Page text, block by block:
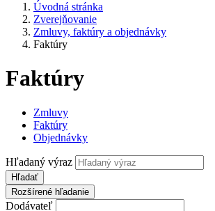
Úvodná stránka
Zverejňovanie
Zmluvy, faktúry a objednávky
Faktúry
Faktúry
Zmluvy
Faktúry
Objednávky
Hľadaný výraz
Hľadať
Rozšírené hľadanie
Dodávateľ